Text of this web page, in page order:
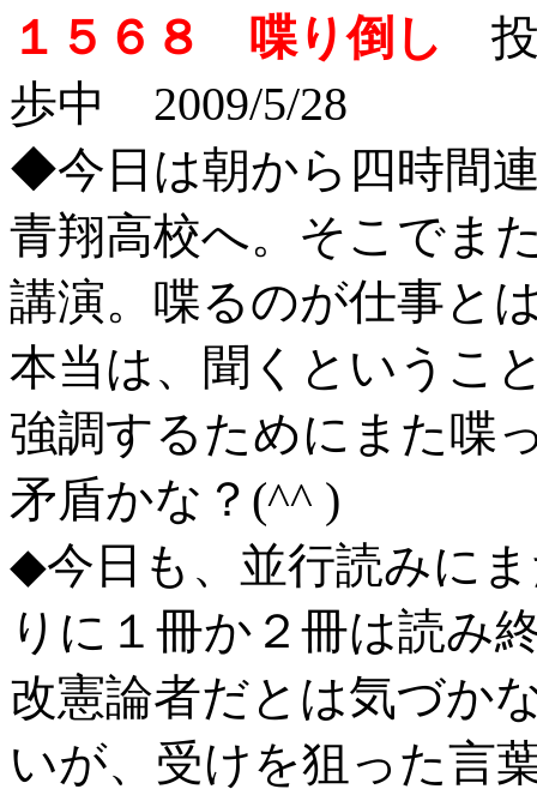
１５６８ 喋り倒し
投
歩中 2009/5/28
◆今日は朝から四時間
青翔高校へ。そこでま
講演。喋るのが仕事と
本当は、聞くというこ
強調するためにまた喋
矛盾かな？(^^ )
◆今日も、並行読みに
りに１冊か２冊は読み
改憲論者だとは気づか
いが、受けを狙った言